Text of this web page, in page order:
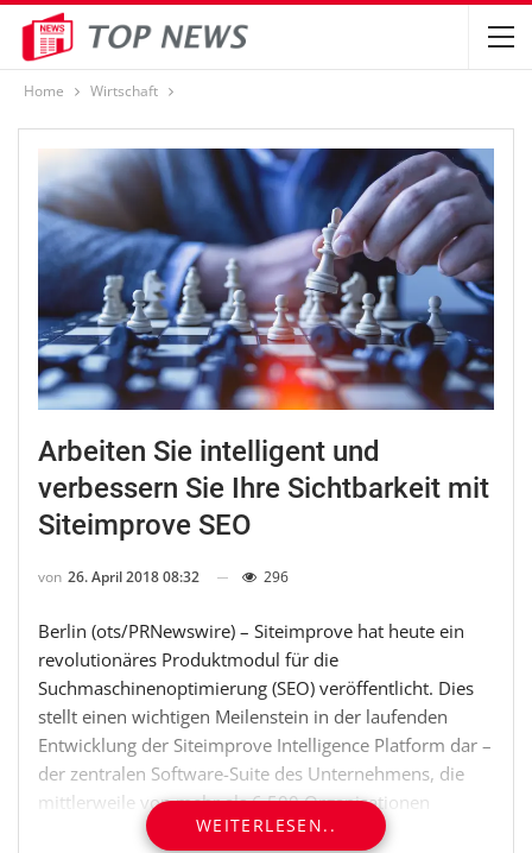
Home Wirtschaft
Arbeiten Sie intelligent und
verbessern Sie Ihre Sichtbarkeit mit
Siteimprove SEO
von 26. April 2018 08:32 296
Berlin (ots/PRNewswire) – Siteimprove hat heute ein
revolutionäres Produktmodul für die
Suchmaschinenoptimierung (SEO) veröffentlicht. Dies
stellt einen wichtigen Meilenstein in der laufenden
Entwicklung der Siteimprove Intelligence Platform dar –
der zentralen Software-Suite des Unternehmens, die
mittlerweile von mehr als 6.500 Organisationen
weltweit für die Verwaltung von Websites verwendet
WEITERLESEN..